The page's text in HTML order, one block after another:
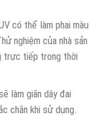
có thể làm phai màu
nghiệm của nhà sản
trực tiếp trong thời
làm giãn dây đai
chắn khi sử dụng.